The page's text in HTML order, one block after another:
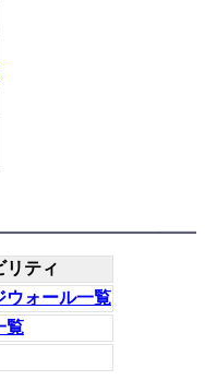
リティ
ウォール一覧
覧